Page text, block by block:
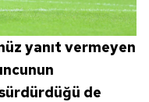
yanıt vermeyen
de